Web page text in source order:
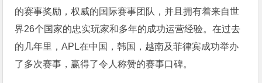
的赛事奖励，权威的国际赛事团队，并且拥有着来自世
界26个国家的忠实玩家和多年的成功运营经验。在过去
的几年里，APL在中国，韩国，越南及菲律宾成功举办
了多次赛事，赢得了令人称赞的赛事口碑。